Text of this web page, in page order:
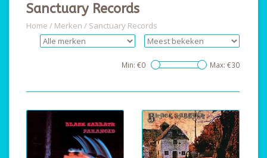
Sanctuary Records
Home / Merken / Sanctuary Records
Min: €0 Max: €30